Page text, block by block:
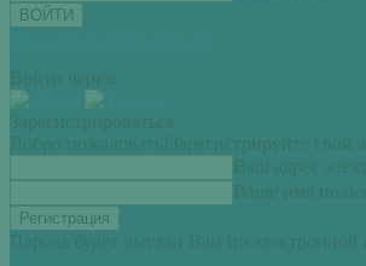
Войти через:
Зарегистрироваться
Добро пожаловать! Зарегистрируйте свой
Ваш адрес
Ваше имя
Пароль будет выслан Вам по электронной